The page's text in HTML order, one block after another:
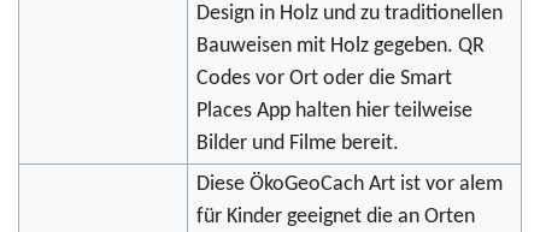
Design in Holz und zu traditionellen
Bauweisen mit Holz gegeben. QR
Codes vor Ort oder die Smart
Places App halten hier teilweise
Bilder und Filme bereit.
Diese ÖkoGeoCach Art ist vor alem
für Kinder geeignet die an Orten